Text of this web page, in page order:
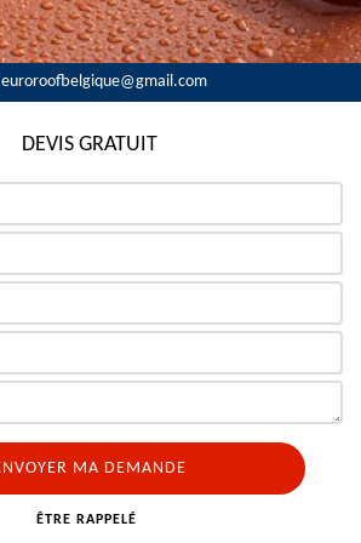
euroroofbelgique@gmail.com
DEVIS GRATUIT
ÊTRE RAPPELÉ